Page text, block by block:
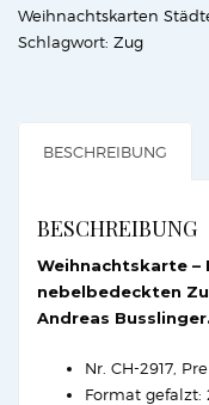
Weihnachtskarten
Schlagwort: Zug
BESCHREIBUNG
BESCHREIBUNG
Weihnachtskarte –
nebelbedeckten
Andreas Busslinger.
Nr. CH-2917,
Format gefalzt: